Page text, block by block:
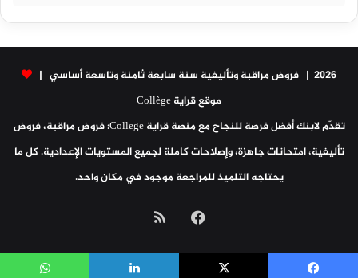
2026 | فروض مراقبة وتأليفية سنة سابعة ثامنة وتاسعة أساسي |
موقع قراية Collège
تقدّم لابنك أفضل فرصة للنجاح مع منصة قراية College: فروض مراقبة، فروض
تأليفية، امتحانات جاهزة، وإصلاحات كاملة لجميع المستويات الإعدادية. كل ما
يحتاجه التلميذ للمراجعة موجود في مكان واحد.
فيسبوك
الموقع